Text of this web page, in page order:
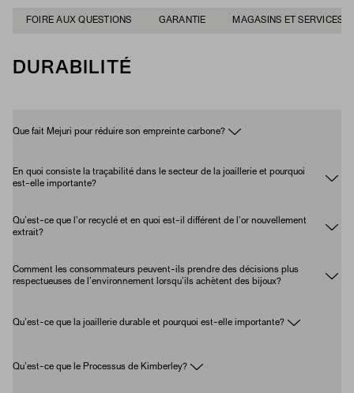
FOIRE AUX QUESTIONS GARANTIE MAGASINS ET SERVICES
DURABILITÉ
Que fait Mejuri pour réduire son empreinte carbone?
En quoi consiste la traçabilité dans le secteur de la joaillerie et pourquoi
est-elle importante?
Qu’est-ce que l’or recyclé et en quoi est-il différent de l’or nouvellement
extrait?
Comment les consommateurs peuvent-ils prendre des décisions plus
respectueuses de l’environnement lorsqu’ils achètent des bijoux?
Qu’est-ce que la joaillerie durable et pourquoi est-elle importante?
Qu’est-ce que le Processus de Kimberley?